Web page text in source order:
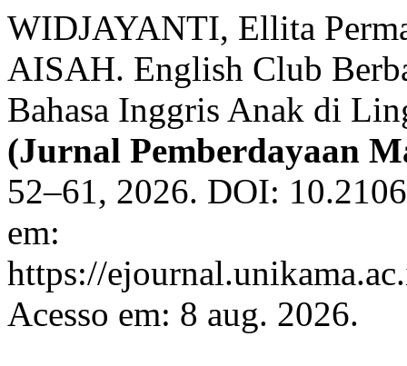
WIDJAYANTI, Ellita
AISAH. English Club
Bahasa Inggris Anak di
(Jurnal Pemberdayaan
52–61, 2026. DOI:
em:
https://
Acesso em: 8 aug. 2026.